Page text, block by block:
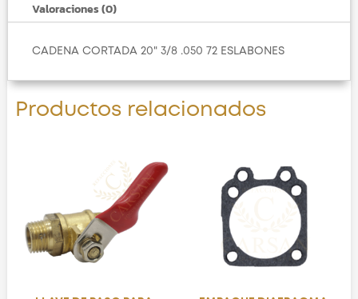
Valoraciones (0)
CADENA CORTADA 20" 3/8 .050 72 ESLABONES
Productos relacionados